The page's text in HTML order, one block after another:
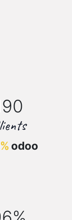
odoo